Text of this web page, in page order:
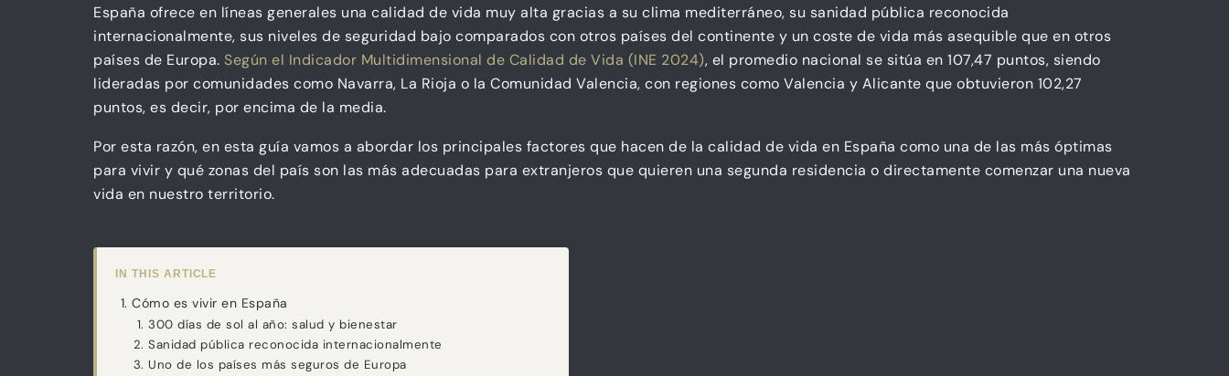
España ofrece en líneas generales una calidad de vida muy alta gracias a su clima mediterráneo, su sanidad pública reconocida
internacionalmente, sus niveles de seguridad bajo comparados con otros países del continente y un coste de vida más asequible que en otros
países de Europa. Según el Indicador Multidimensional de Calidad de Vida (INE 2024), el promedio nacional se sitúa en 107,47 puntos, siendo
lideradas por comunidades como Navarra, La Rioja o la Comunidad Valencia, con regiones como Valencia y Alicante que obtuvieron 102,27
puntos, es decir, por encima de la media.
Por esta razón, en esta guía vamos a abordar los principales factores que hacen de la calidad de vida en España como una de las más óptimas
para vivir y qué zonas del país son las más adecuadas para extranjeros que quieren una segunda residencia o directamente comenzar una nueva
vida en nuestro territorio.
IN THIS ARTICLE
Cómo es vivir en España
300 días de sol al año: salud y bienestar
Sanidad pública reconocida internacionalmente
Uno de los países más seguros de Europa